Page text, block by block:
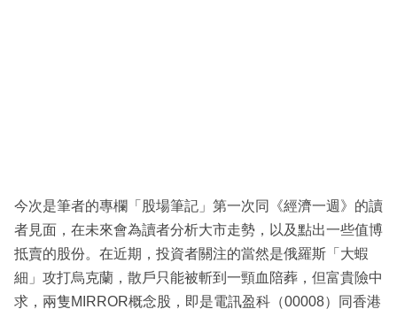
今次是筆者的專欄「股場筆記」第一次同《經濟一週》的讀
者見面，在未來會為讀者分析大市走勢，以及點出一些值博
抵賣的股份。在近期，投資者關注的當然是俄羅斯「大蝦
細」攻打烏克蘭，散戶只能被斬到一頸血陪葬，但富貴險中
求，兩隻MIRROR概念股，即是電訊盈科（00008）同香港